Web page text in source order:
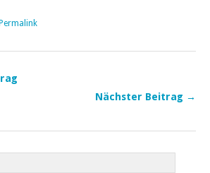
Permalink
Nächster Beitrag →